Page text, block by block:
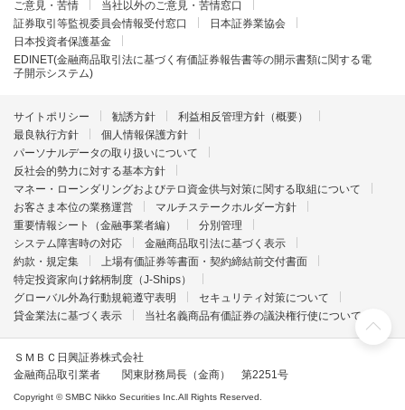
ご意見・苦情
当社以外のご意見・苦情窓口
証券取引等監視委員会情報受付窓口
日本証券業協会
日本投資者保護基金
EDINET(金融商品取引法に基づく有価証券報告書等の開示書類に関する電
子開示システム)
サイトポリシー 勧誘方針
利益相反管理方針（概要）
最良執行方針
個人情報保護方針
パーソナルデータの取り扱いについて
反社会的勢力に対する基本方針
マネー・ローンダリングおよびテロ資金供与対策に関する取組について
お客さま本位の業務運営
マルチステークホルダー方針
重要情報シート（金融事業者編）
分別管理
システム障害時の対応
金融商品取引法に基づく表示
約款・規定集
上場有価証券等書面・契約締結前交付書面
特定投資家向け銘柄制度（J-Ships）
グローバル外為行動規範遵守表明
セキュリティ対策について
貸金業法に基づく表示
当社名義商品有価証券の議決権行使について
ＳＭＢＣ日興証券株式会社
金融商品取引業者 関東財務局長（金商） 第2251号
Copyright © SMBC Nikko Securities Inc.All Rights Reserved.